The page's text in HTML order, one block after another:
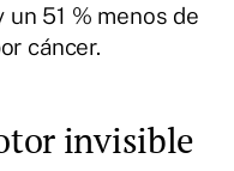
51 % menos de
cáncer.
invisible